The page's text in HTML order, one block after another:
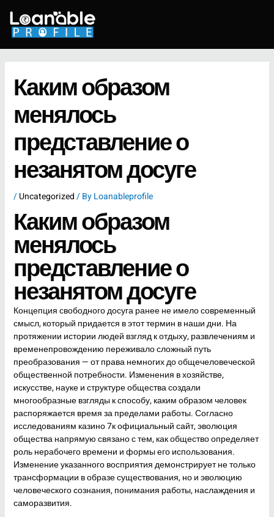
content
Каким образом
менялось
представление о
незанятом досуге
/Uncategorized/ ByLoanableprofile
Каким образом
менялось
представление о
незанятом досуге
Концепция свободного досуга ранее не имело современный
смысл, который придается в этот термин в наши дни. На
протяжении истории людей взгляд к отдыху, развлечениям и
временепровождению переживало сложный путь
преобразования — от права немногих до общечеловеческой
общественной потребности. Изменения в хозяйстве,
искусстве, науке и структуре общества создали
многообразные взгляды к способу, каким образом человек
распоряжается время за пределами работы. Согласно
исследованиям казино 7к официальный сайт, эволюция
общества напрямую связано с тем, как общество определяет
роль нерабочего времени и формы его использования.
Изменение указанного восприятия демонстрирует не только
трансформации в образе существования, но и эволюцию
человеческого сознания, понимания работы, наслаждения и
саморазвития.